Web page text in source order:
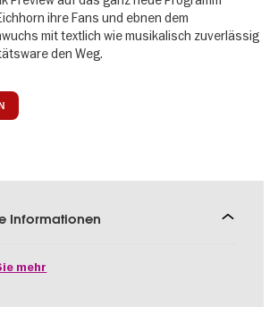
ihre Fans und ebnen dem
mit textlich wie musikalisch zuverlässig
den Weg.
Informationen
mehr